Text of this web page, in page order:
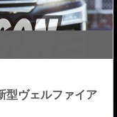
型ヴェルファイア